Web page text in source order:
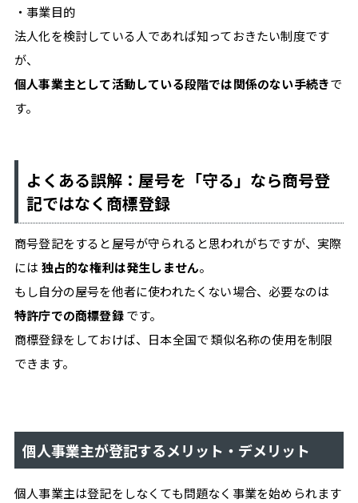
・事業目的
法人化を検討している人であれば知っておきたい制度です
が、
個人事業主として活動している段階では関係のない手続きで
す。
よくある誤解：屋号を「守る」なら商号登
記ではなく商標登録
商号登記をすると屋号が守られると思われがちですが、実際
には 独占的な権利は発生しません。
もし自分の屋号を他者に使われたくない場合、必要なのは
特許庁での商標登録です。
商標登録をしておけば、日本全国で 類似名称の使用を制限
できます。
個人事業主が登記するメリット・デメリット
個人事業主は登記をしなくても問題なく事業を始められます